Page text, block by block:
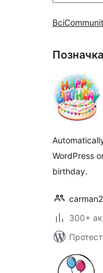
Всі
WordPress
birthday.
300+